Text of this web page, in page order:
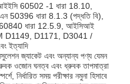
আইইসি 60502 -1 ধারা 18.10,
50396 ধারা 8.1.3 (পদ্ধতি বি),
ধারা 12.5.9, আইসিআই
D1149, D1171, D3041 /
ইত্যাদি
জ্যাকেট এবং অন্যান্য পণ্য যেমন
ওজোন ঘনত্ব এবং ধ্রুবক তাপমাত্রা
নির্ধারিত সময় পরীক্ষার নমুনা হিসাবে